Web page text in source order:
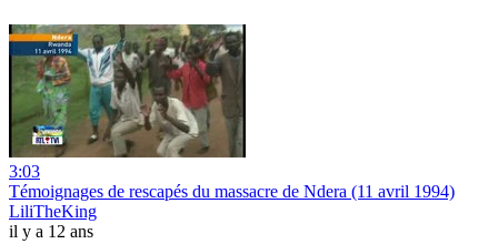
3:03
Témoignages de rescapés du massacre de Ndera (11 avril 1994)
LiliTheKing
il y a 12 ans